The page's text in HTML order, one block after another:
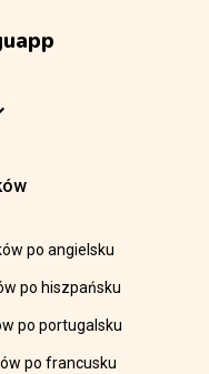
po angielsku
po hiszpańsku
po portugalsku
po francusku